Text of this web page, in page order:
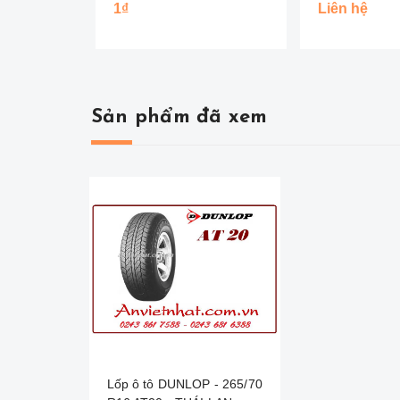
1₫ Liên hệ
Sản phẩm đã xem
Lốp ô tô DUNLOP - 265/70